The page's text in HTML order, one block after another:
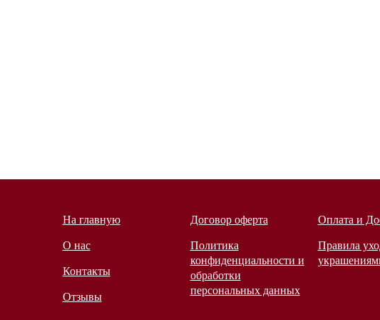
На главную
О нас
Контакты
Отзывы
Договор оферта
Политика
конфиденциальности и
обработки
персональных данных
Оплата и
Правила